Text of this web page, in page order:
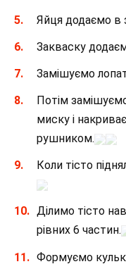
Яйця додаємо в
Закваску
Замішуємо
Потім
миску і
рушником.
Коли тісто
Ділимо тісто
рівних 6 частин.
Формуємо